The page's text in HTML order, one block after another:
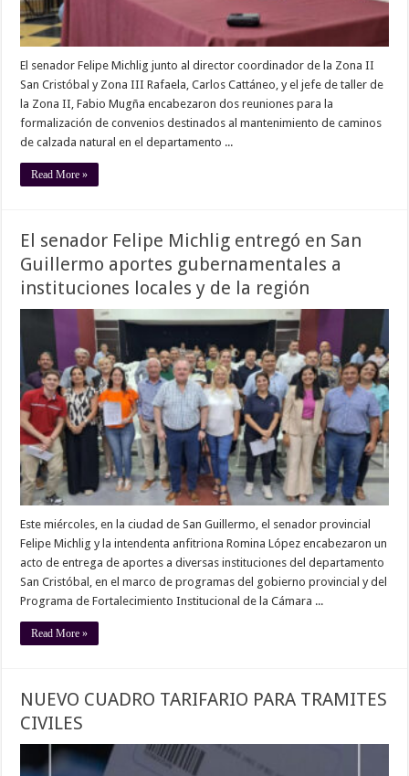
El senador Felipe Michlig junto al director coordinador de la Zona II
San Cristóbal y Zona III Rafaela, Carlos Cattáneo, y el jefe de taller de
la Zona II, Fabio Mugña encabezaron dos reuniones para la
formalización de convenios destinados al mantenimiento de caminos
de calzada natural en el departamento ...
Read More »
El senador Felipe Michlig entregó en San
Guillermo aportes gubernamentales a
instituciones locales y de la región
Este miércoles, en la ciudad de San Guillermo, el senador provincial
Felipe Michlig y la intendenta anfitriona Romina López encabezaron un
acto de entrega de aportes a diversas instituciones del departamento
San Cristóbal, en el marco de programas del gobierno provincial y del
Programa de Fortalecimiento Institucional de la Cámara ...
Read More »
NUEVO CUADRO TARIFARIO PARA TRAMITES
CIVILES